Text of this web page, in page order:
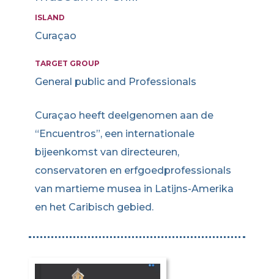
ISLAND
Curaçao
TARGET GROUP
General public and Professionals
Curaçao heeft deelgenomen aan de
“Encuentros”, een internationale
bijeenkomst van directeuren,
conservatoren en erfgoedprofessionals
van martieme musea in Latijns-Amerika
en het Caribisch gebied.